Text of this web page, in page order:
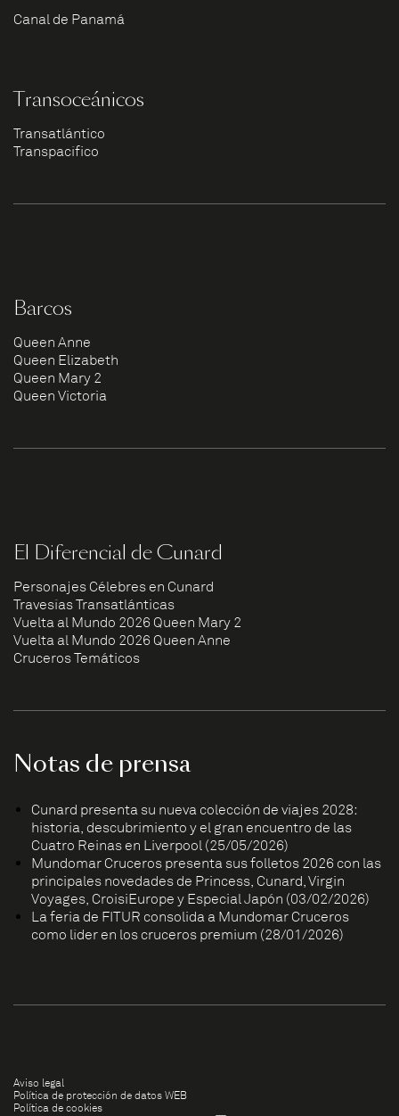
Canal de Panamá
Transoceánicos
Transatlántico
Transpacífico
Barcos
Queen Anne
Queen Elizabeth
Queen Mary 2
Queen Victoria
El Diferencial de Cunard
Personajes Célebres en Cunard
Travesías Transatlánticas
Vuelta al Mundo 2026 Queen Mary 2
Vuelta al Mundo 2026 Queen Anne
Cruceros Temáticos
Notas de prensa
Cunard presenta su nueva colección de viajes 2028:
historia, descubrimiento y el gran encuentro de las
Cuatro Reinas en Liverpool (25/05/2026)
Mundomar Cruceros presenta sus folletos 2026 con las
principales novedades de Princess, Cunard, Virgin
Voyages, CroisiEurope y Especial Japón (03/02/2026)
La feria de FITUR consolida a Mundomar Cruceros
como líder en los cruceros premium (28/01/2026)
Aviso legal
Política de protección de datos WEB
Política de cookies